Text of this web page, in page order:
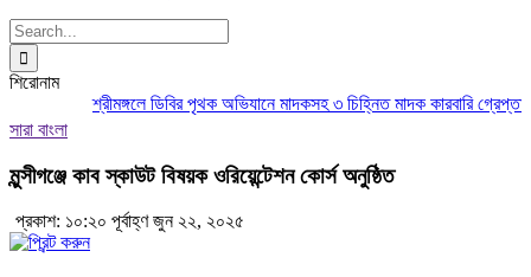
Search
for:
শিরোনাম
শ্রীমঙ্গলে ডিবির পৃথক অভিযানে মাদকসহ ৩ চিহ্নিত মাদক কারবারি গ্রেপ্তার
সারা বাংলা
মুন্সীগঞ্জে কাব স্কাউট বিষয়ক ওরিয়েন্টেশন কোর্স অনুষ্ঠিত
প্রকাশ: ১০:২০ পূর্বাহ্ণ জুন ২২, ২০২৫